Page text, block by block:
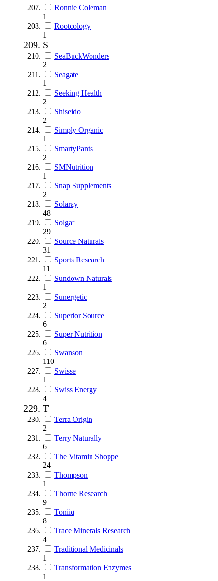
Ronnie Coleman
1
Rootcology
1
S
SeaBuckWonders
2
Seagate
1
Seeking Health
2
Shiseido
2
Simply Organic
1
SmartyPants
2
SMNutrition
1
Snap Supplements
2
Solaray
48
Solgar
29
Source Naturals
31
Sports Research
11
Sundown Naturals
1
Sunergetic
2
Superior Source
6
Super Nutrition
6
Swanson
110
Swisse
1
Swiss Energy
4
T
Terra Origin
2
Terry Naturally
6
The Vitamin Shoppe
24
Thompson
1
Thorne Research
9
Toniiq
8
Trace Minerals Research
4
Traditional Medicinals
1
Transformation Enzymes
1